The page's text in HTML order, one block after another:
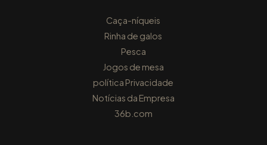
Caça-níqueis
Rinha de galos
Pesca
Jogos de mesa
política Privacidade
Notícias da Empresa
36b.com